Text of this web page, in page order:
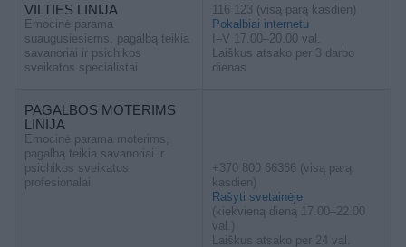
VILTIES LINIJA
Emocinė parama
suaugusiesiems, pagalbą teikia
savanoriai ir psichikos
sveikatos specialistai
116 123 (visą parą kasdien)
Pokalbiai internetu
I–V 17.00–20.00 val.
Laiškus atsako per 3 darbo
dienas
PAGALBOS MOTERIMS
LINIJA
Emocinė parama moterims,
pagalbą teikia savanoriai ir
psichikos sveikatos
profesionalai
+370 800 66366 (visą parą
kasdien)
Rašyti svetainėje
(kiekvieną dieną 17.00–22.00
val.)
Laiškus atsako per 24 val.